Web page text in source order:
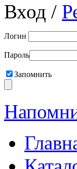
Вход /
Логин
Пароль
Запомнить